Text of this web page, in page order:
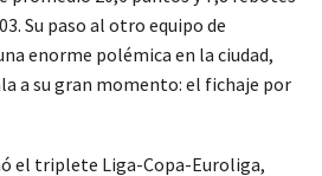
Su paso al otro equipo de
enorme polémica en la ciudad,
a su gran momento: el fichaje por
el triplete Liga-Copa-Euroliga,